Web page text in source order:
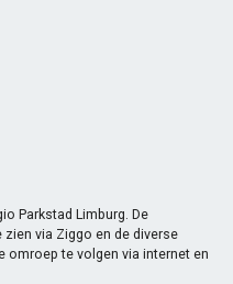
Parkstad Limburg. De
via Ziggo en de diverse
omroep te volgen via internet en